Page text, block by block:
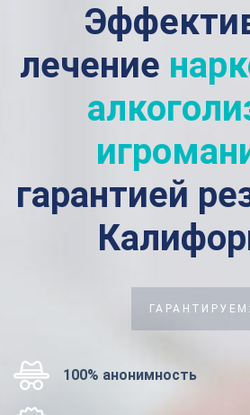
лечение
гарантией
ГАРАНТИРУЕМ:
100% анонимность